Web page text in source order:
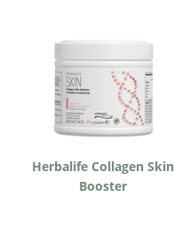
Herbalife Collagen Skin
Booster